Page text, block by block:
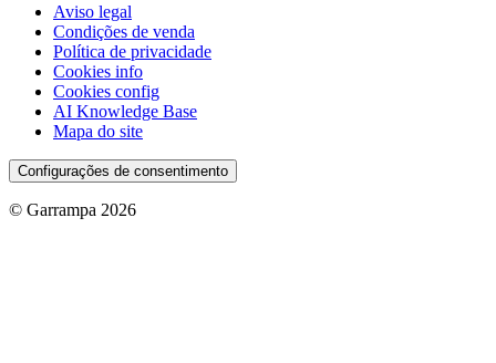
Aviso legal
Condições de venda
Política de privacidade
Cookies info
Cookies config
AI Knowledge Base
Mapa do site
Configurações de consentimento
© Garrampa 2026